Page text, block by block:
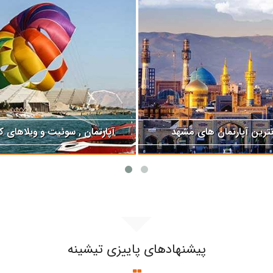
ارزانترین آپارتمان های مشهد
آپارتمان های اصفهان
و آپارتمان در شیراز
پیشنهادهای پاییزی تیشینه